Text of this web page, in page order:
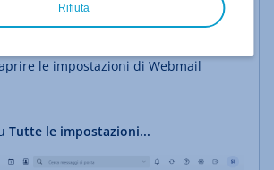
le impostazioni di Webmail
Tutte le impostazioni...
Rifiuta